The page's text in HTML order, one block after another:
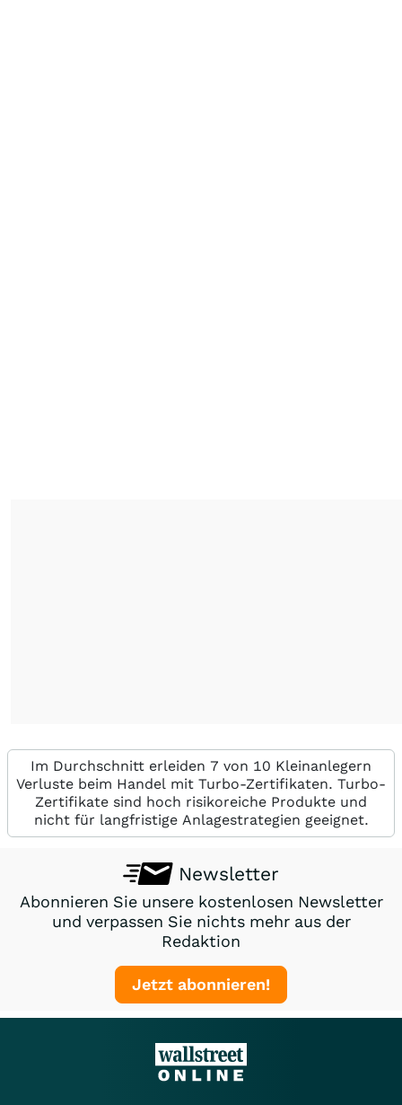
Im Durchschnitt erleiden 7 von 10 Kleinanlegern
Verluste beim Handel mit Turbo-Zertifikaten. Turbo-
Zertifikate sind hoch risikoreiche Produkte und
nicht für langfristige Anlagestrategien geeignet.
Newsletter
Abonnieren Sie unsere kostenlosen Newsletter
und verpassen Sie nichts mehr aus der
Redaktion
Jetzt abonnieren!